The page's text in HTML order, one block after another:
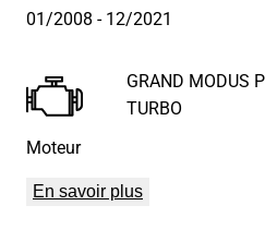
01/2008- 12/2021
Moteur
GRAND MODUS
TURBO
En savoir plus